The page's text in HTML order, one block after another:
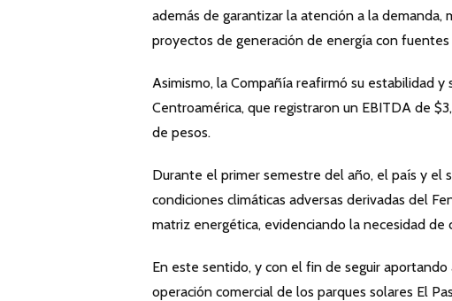
además de garantizar la atención a la
proyectos de generación de energía con
Asimismo, la Compañía reafirmó su estabilidad
Centroamérica, que registraron un EBITDA de
de pesos.
Durante el primer semestre del año, el país y
condiciones climáticas adversas derivadas del
matriz energética, evidenciando la necesidad
En este sentido, y con el fin de seguir
operación comercial de los parques solares El